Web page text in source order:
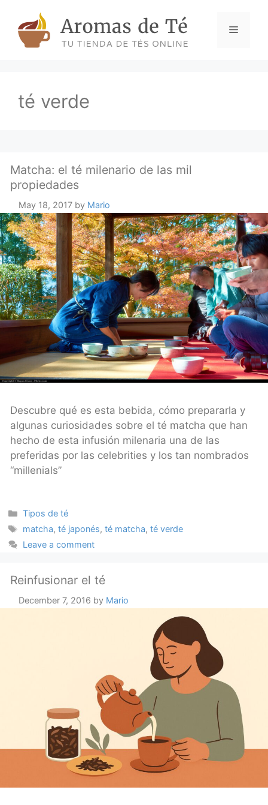
content
Menu
té verde
Matcha: el té milenario de las mil
propiedades
May 18, 2017 by Mario
Descubre qué es esta bebida, cómo prepararla y
algunas curiosidades sobre el té matcha que han
hecho de esta infusión milenaria una de las
preferidas por las celebrities y los tan nombrados
“millenials”
Categories
Tipos de té
Tags
matcha, té japonés, té matcha, té verde
Leave a comment
Reinfusionar el té
December 7, 2016 by Mario